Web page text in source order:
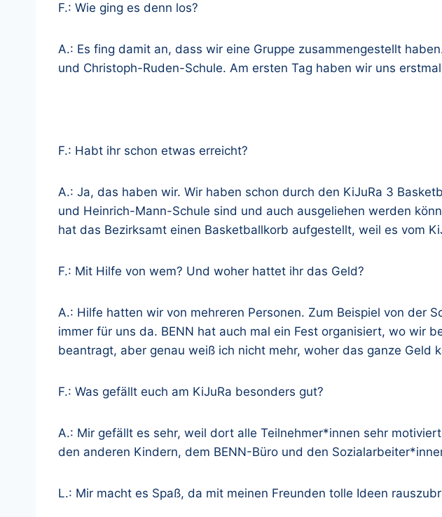
F.: Wie ging es denn los?
A.: Es fing damit an, dass wir eine Gruppe zusammengestellt
und Christoph-Ruden-Schule. Am ersten Tag haben wir uns
F.: Habt ihr schon etwas erreicht?
A.: Ja, das haben wir. Wir haben schon durch den KiJuRa 3
und Heinrich-Mann-Schule sind und auch ausgeliehen werden
hat das Bezirksamt einen Basketballkorb aufgestellt, weil es vom
F.: Mit Hilfe von wem? Und woher hattet ihr das Geld?
A.: Hilfe hatten wir von mehreren Personen. Zum Beispiel von der
immer für uns da. BENN hat auch mal ein Fest organisiert, wo wir
beantragt, aber genau weiß ich nicht mehr, woher das ganze
F.: Was gefällt euch am KiJuRa besonders gut?
A.: Mir gefällt es sehr, weil dort alle Teilnehmer*innen sehr
den anderen Kindern, dem BENN-Büro und den
L.: Mir macht es Spaß, da mit meinen Freunden tolle Ideen